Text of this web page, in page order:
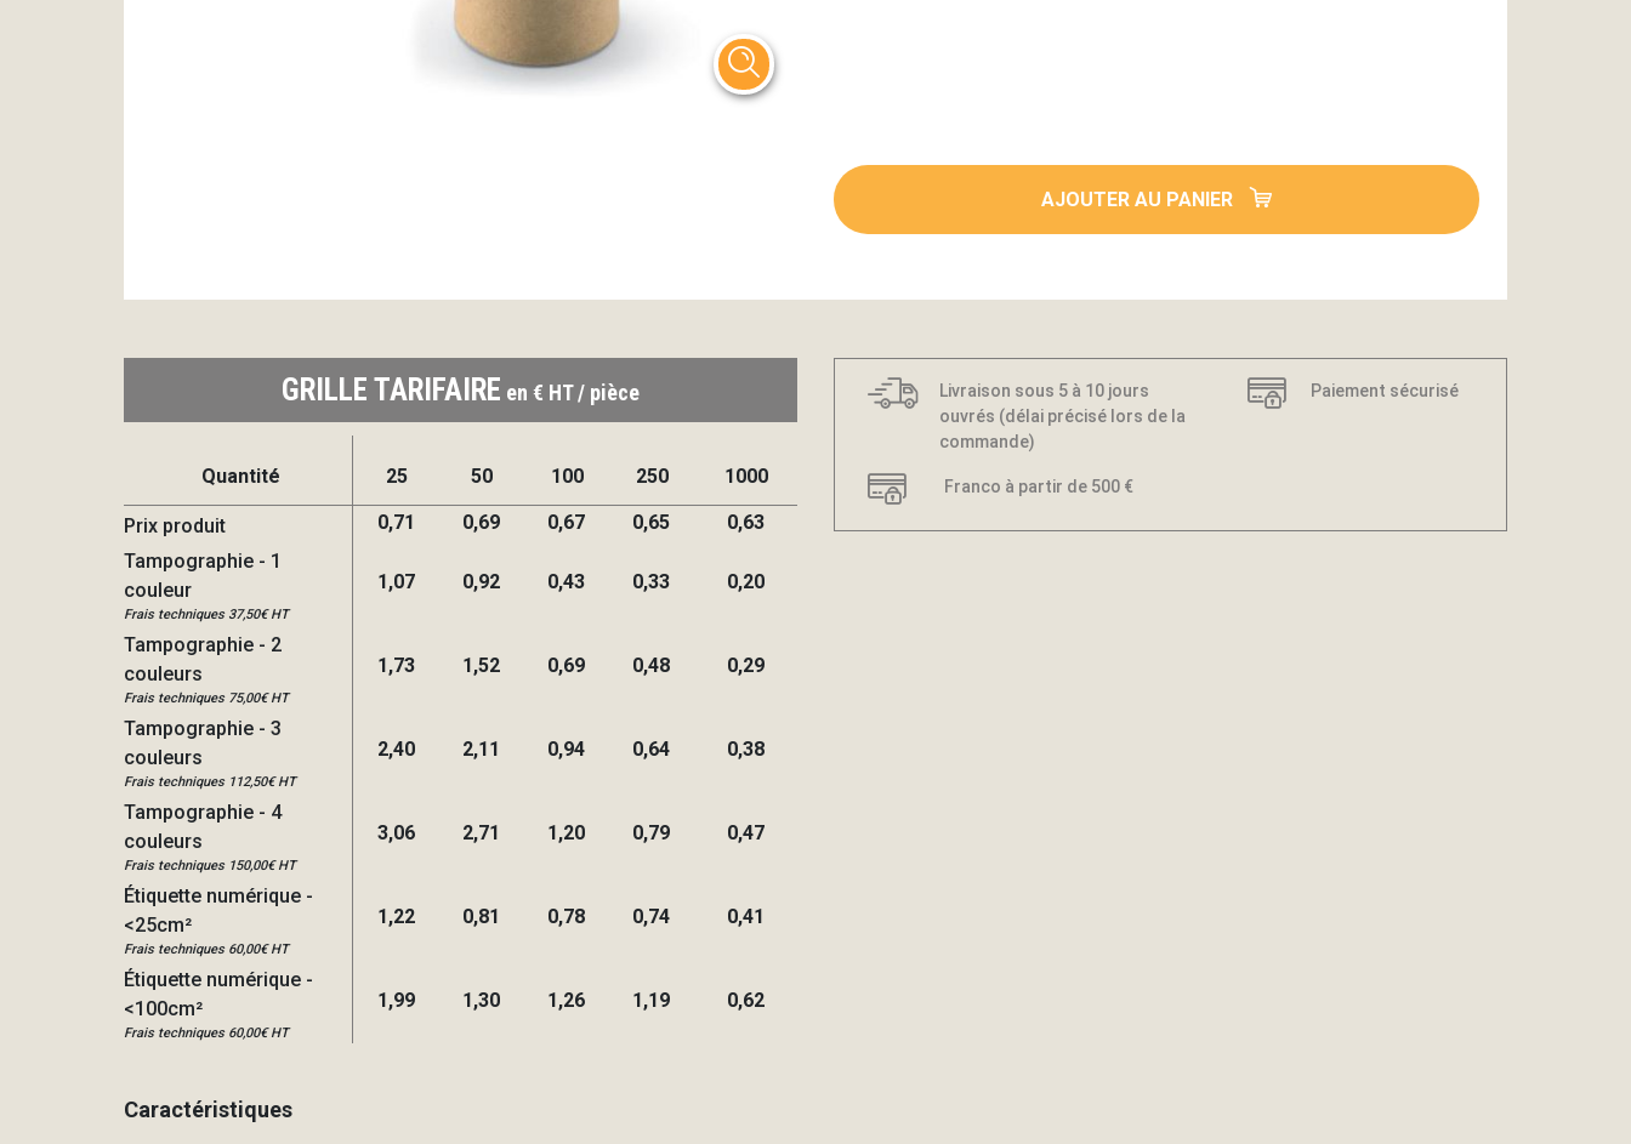
AJOUTER AU PANIER
GRILLE TARIFAIRE en € HT / pièce
Quantité 25 50 100 250 1000
Prix produit 0,71 0,69 0,67 0,65
0,63
Tampographie - 1
couleur
Frais techniques 37,50€ HT
1,07 0,92 0,43 0,33 0,20
Tampographie - 2
couleurs
Frais techniques 75,00€ HT
1,73 1,52 0,69 0,48 0,29
Tampographie - 3
couleurs
Frais techniques 112,50€ HT
2,40 2,11 0,94 0,64 0,38
Tampographie - 4
couleurs
Frais techniques 150,00€ HT
3,06 2,71 1,20 0,79 0,47
Étiquette numérique -
<25cm²
Frais techniques 60,00€ HT
1,22 0,81 0,78 0,74 0,41
Étiquette numérique -
<100cm²
Frais techniques 60,00€ HT
1,99 1,30 1,26 1,19 0,62
Caractéristiques
Livraison sous 5 à 10 jours
ouvrés (délai précisé lors de la
commande)
Paiement sécurisé
Franco à partir de 500 €